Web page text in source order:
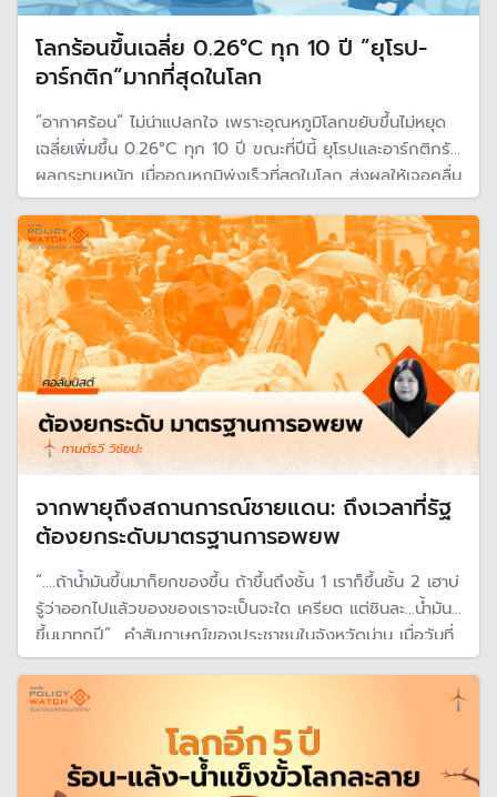
โลกร้อนขึ้นเฉลี่ย 0.26°C ทุก 10 ปี ”ยุโรป-
อาร์กติก“มากที่สุดในโลก
“อากาศร้อน“ ไม่น่าแปลกใจ เพราะอุณหภูมิโลกขยับขึ้นไม่หยุด
เฉลี่ยเพิ่มขึ้น 0.26°C ทุก 10 ปี ขณะที่ปีนี้ ยุโรปและอาร์กติกรับ
ผลกระทบหนัก เมื่ออุณหภูมิพุ่งเร็วที่สุดในโลก ส่งผลให้เจอคลื่น
ความร้อนรุนแรง และจำนวนวันที่อุณภูมิสูงกำลังเพิ่มมากขึ้น
จากพายุถึงสถานการณ์ชายแดน: ถึงเวลาที่รัฐ
ต้องยกระดับมาตรฐานการอพยพ
“....ถ้าน้ำมันขึ้นมาก็ยกของขึ้น ถ้าขึ้นถึงชั้น 1 เราก็ขึ้นชั้น 2 เฮาบ่
รู้ว่าออกไปแล้วของของเราจะเป็นจะใด เครียด แต่ชินละ...น้ำมัน
ขึ้นมาทุกปี” คำสัมภาษณ์ของประชาชนในจังหวัดน่าน เมื่อวันที่
19 กรกฎาคม 2568 ก่อนที่พายุวิภาจะส่งผลทำให้เกิดฝน
ตกหนัก น้ำท่วมฉับพลัน น้ำป่าไหลหลาก และดินโคลนถล่ม